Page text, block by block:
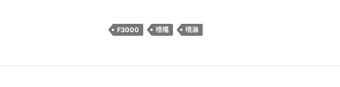
F3000 喷嘴 喷淋